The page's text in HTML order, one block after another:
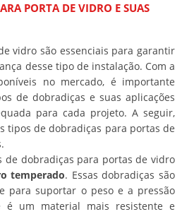
PORTA DE VIDRO E SUAS
vidro são essenciais para garantir
desse tipo de instalação. Com a
no mercado, é importante
de dobradiças e suas aplicações
para cada projeto. A seguir,
tipos de dobradiças para portas de
de dobradiças para portas de vidro
temperado. Essas dobradiças são
para suportar o peso e a pressão
é um material mais resistente e